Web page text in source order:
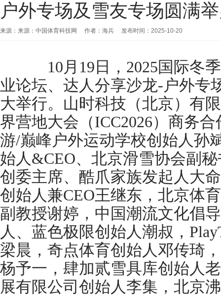
户外专场及雪友专场圆满
来源：来源：中国体育科技网 作者：海兵 发布时间：2025-10-20
10月19日，2025国际冬季
业论坛、达人分享沙龙-户外专
大举行。山时科技（北京）有
界营地大会（ICC2026）商务
游/巅峰户外运动学校创始人孙
始人&CEO、北京滑雪协会副
创委主席、酷爪家族发起人大
创始人兼CEO王继东，北京体
副教授谢婷，中国潮流文化倡
人、蓝色极限创始人潮叔，
梁晨，奇点体育创始人邓传琦
杨予一，肆加贰雪具库创始人
展有限公司创始人李集，北京